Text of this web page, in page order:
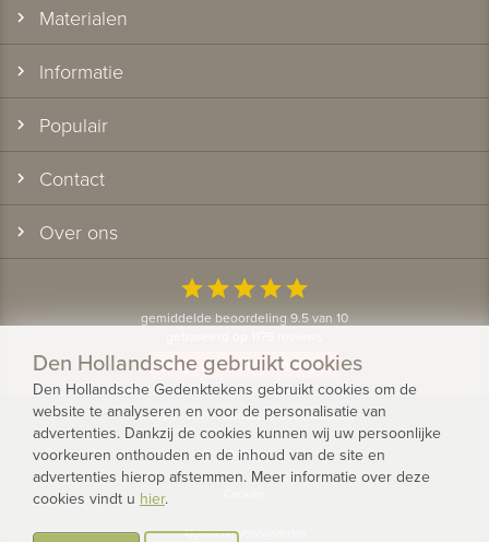
Materialen
Informatie
Populair
Contact
Over ons
starstarstarstarstar
gemiddelde beoordeling 9.5 van 10
Bekijk alle klantervaringen
© 2026 - Den Hollandsche Gedenktekens
Privacy
Algemene voorwaarden
Den Hollandsche gebruikt cookies
Den Hollandsche Gedenktekens gebruikt cookies om de
website te analyseren en voor de personalisatie van
advertenties. Dankzij de cookies kunnen wij uw persoonlijke
voorkeuren onthouden en de inhoud van de site en
advertenties hierop afstemmen. Meer informatie over deze
cookies vindt u hier.